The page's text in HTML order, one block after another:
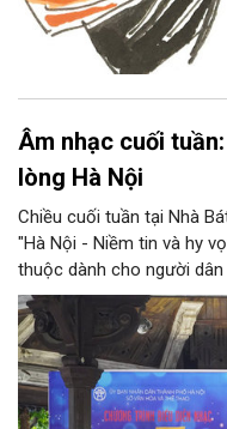
Âm nhạc cuối
lòng Hà Nội
Chiều cuối tuần tại Nhà
"Hà Nội - Niềm tin và hy
thuộc dành cho người dân
điệu jazz kinh điển của
diễn của NSƯT Quyền
Club, mở ra một không
trung tâm Thủ đô.